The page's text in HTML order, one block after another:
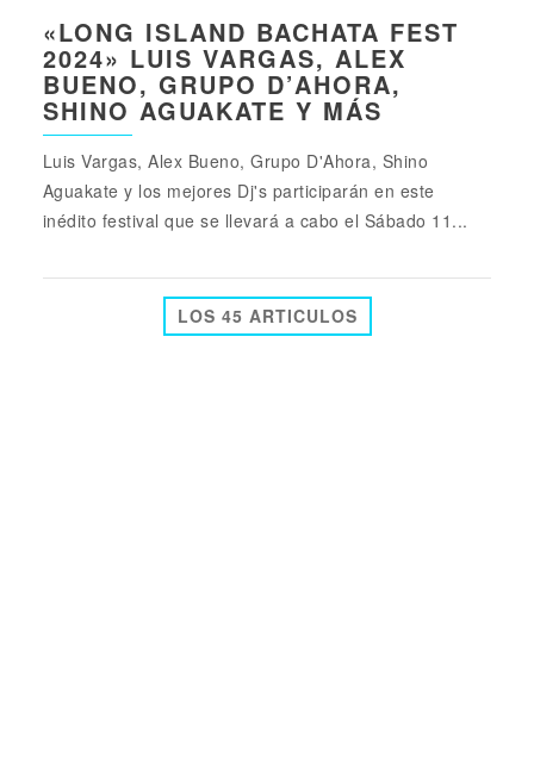
«LONG ISLAND BACHATA FEST
2024» LUIS VARGAS, ALEX
BUENO, GRUPO D’AHORA,
SHINO AGUAKATE Y MÁS
Luis Vargas, Alex Bueno, Grupo D'Ahora, Shino
Aguakate y los mejores Dj's participarán en este
inédito festival que se llevará a cabo el Sábado 11...
LOS 45 ARTICULOS